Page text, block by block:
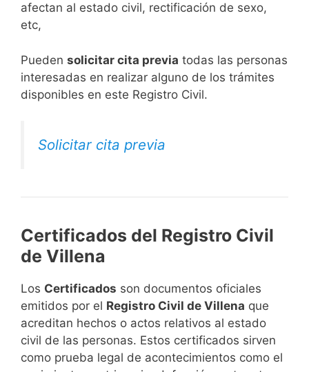
afectan al estado civil, rectificación de sexo,
etc,
​Pueden solicitar cita previa todas las personas
interesadas en realizar alguno de los trámites
disponibles en este Registro Civil.​
Solicitar cita previa
Certificados del Registro Civil
de Villena
Los Certificados son documentos oficiales
emitidos por el Registro Civil de Villena que
acreditan hechos o actos relativos al estado
civil de las personas. Estos certificados sirven
como prueba legal de acontecimientos como el